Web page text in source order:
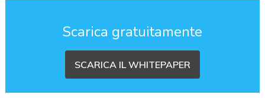
Scarica gratuitamente
SCARICA IL WHITEPAPER